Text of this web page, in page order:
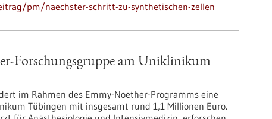
pm/naechster-schritt-zu-synthetischen-zellen
Forschungsgruppe am Uniklinikum
im Rahmen des Emmy-Noether-Programms eine
Tübingen mit insgesamt rund 1,1 Millionen Euro.